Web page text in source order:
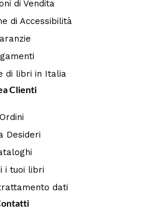
di Vendita
di Accessibilità
di libri in Italia
Clienti
Ordini
Desideri
i tuoi libri
dati